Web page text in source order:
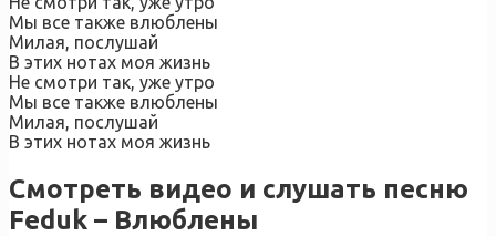
Мы все также влюблены
Милая, послушай
В этих нотах моя жизнь
Не смотри так, уже утро
Мы все также влюблены
Милая, послушай
В этих нотах моя жизнь
Смотреть видео и слушать песню
Feduk – Влюблены